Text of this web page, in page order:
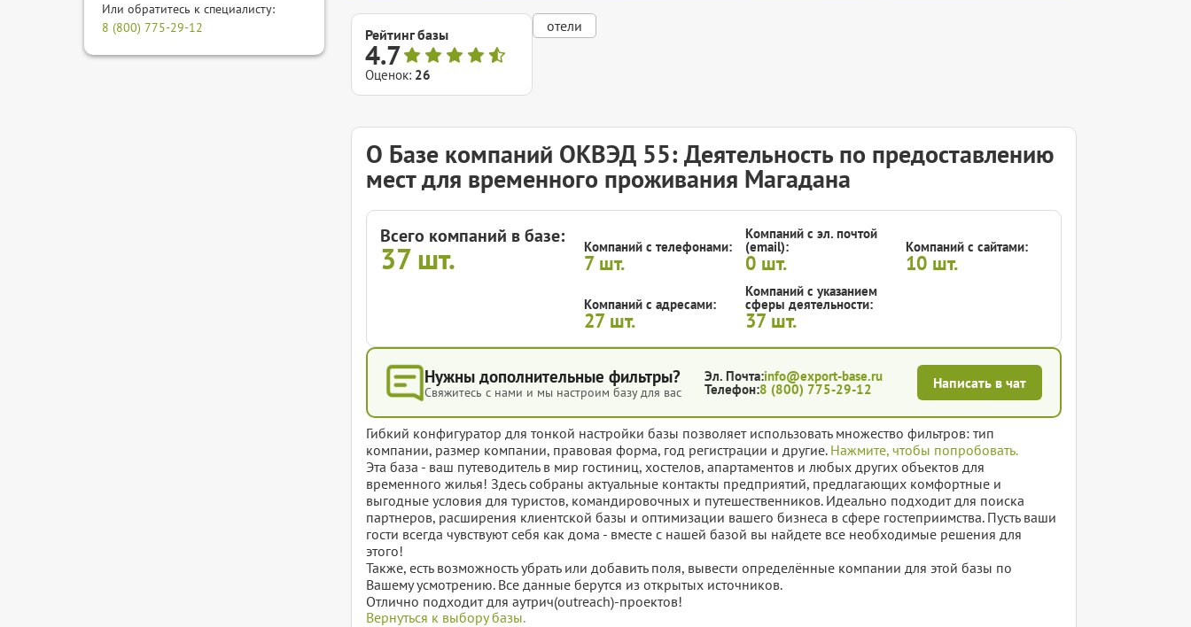
Или обратитесь к специалисту:
8 (800) 775-29-12
Рейтинг базы
4.7
Оценок: 26
отели
О Базе компаний ОКВЭД 55: Деятельность по предоставлению
мест для временного проживания Магадана
Всего компаний в базе:
37шт. Компаний с телефонами:
7 шт.
Компаний с эл. почтой
(email):
0 шт.
Компаний с сайтами:
10 шт.
Компаний с адресами:
27 шт.
Компаний с указанием
сферы деятельности:
37шт.
Нужны дополнительные фильтры?
Свяжитесь с нами и мы настроим базу для вас
Эл. Почта:info@export-base.ru
Телефон:8 (800) 775-29-12 Написать в чат
Гибкий конфигуратор для тонкой настройки базы позволяет использовать множество фильтров: тип
компании, размер компании, правовая форма, год регистрации и другие. Нажмите, чтобы попробовать.
Эта база - ваш путеводитель в мир гостиниц, хостелов, апартаментов и любых других объектов для
временного жилья! Здесь собраны актуальные контакты предприятий, предлагающих комфортные и
выгодные условия для туристов, командировочных и путешественников. Идеально подходит для поиска
партнеров, расширения клиентской базы и оптимизации вашего бизнеса в сфере гостеприимства. Пусть ваши
гости всегда чувствуют себя как дома - вместе с нашей базой вы найдете все необходимые решения для
этого!
Также, есть возможность убрать или добавить поля, вывести определённые компании для этой базы по
Вашему усмотрению. Все данные берутся из открытых источников.
Отлично подходит для аутрич(outreach)-проектов!
Вернуться к выбору базы.